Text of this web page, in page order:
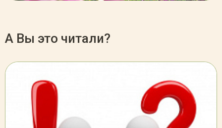
А Вы это читали?